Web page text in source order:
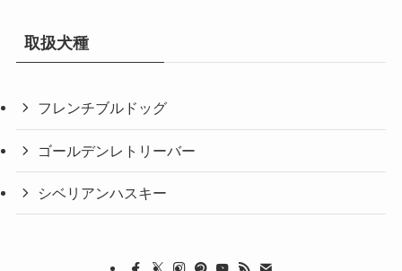
取扱犬種
フレンチブルドッグ
ゴールデンレトリーバー
シベリアンハスキー